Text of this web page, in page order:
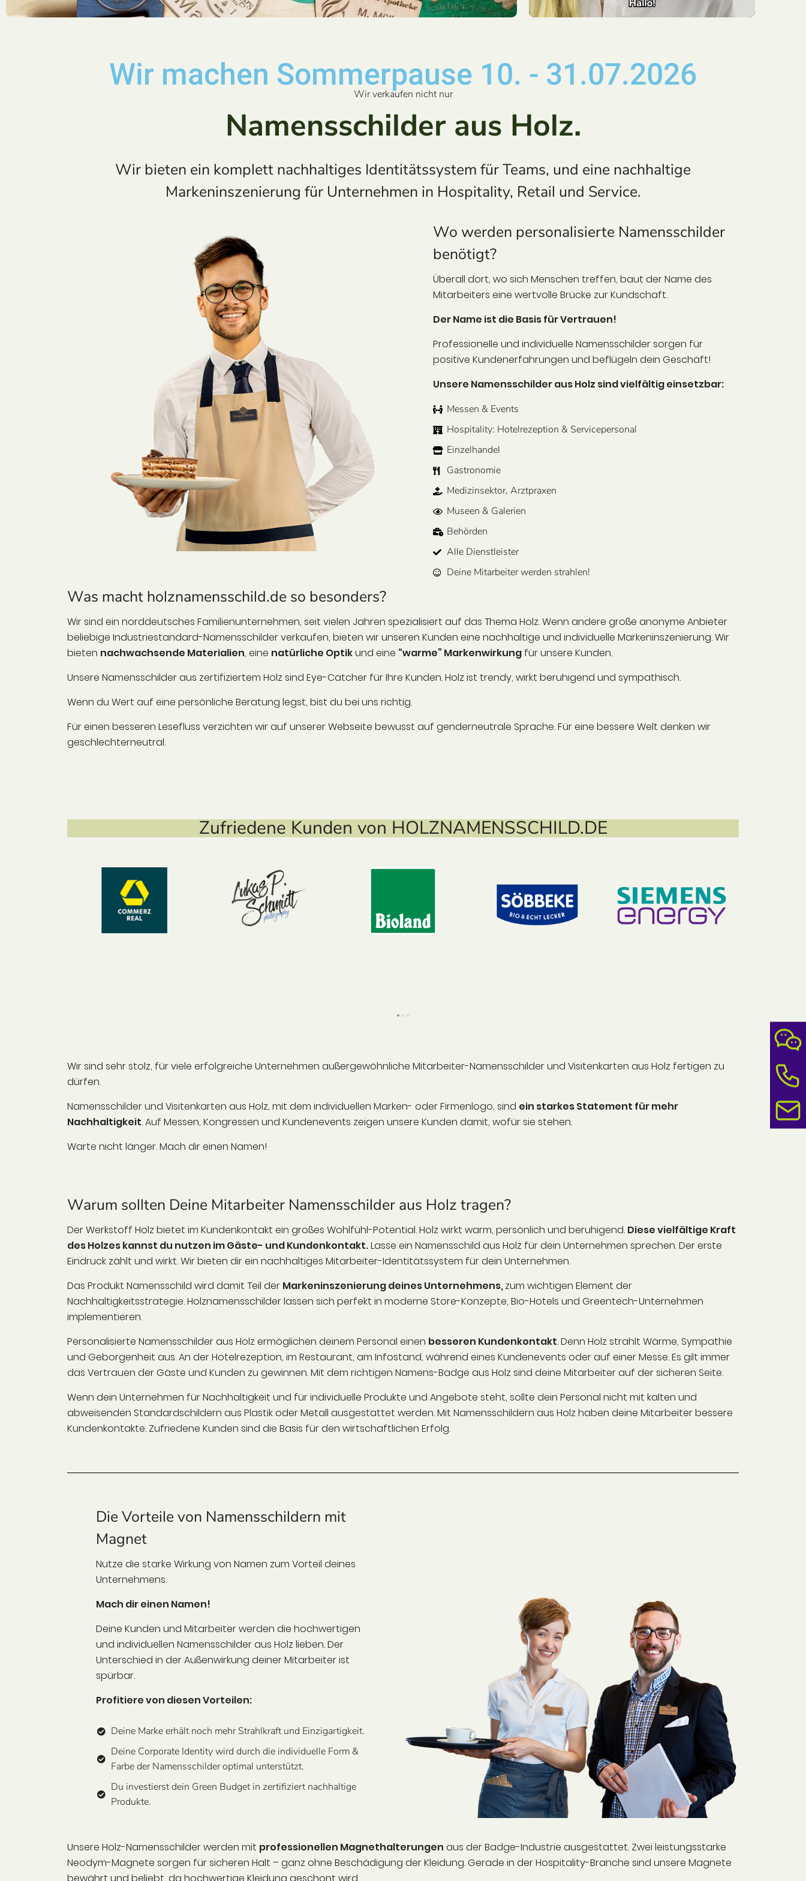
Wir machen Sommerpause 10. - 31.07.2026
Wir verkaufen nicht nur
Namensschilder aus Holz.
Wir bieten ein komplett nachhaltiges Identitätssystem für Teams, und eine nachhaltige
Markeninszenierung für Unternehmen in Hospitality, Retail und Service.
Wo werden personalisierte Namensschilder
benötigt?
Überall dort, wo sich Menschen treffen, baut der Name des
Mitarbeiters eine wertvolle Brücke zur Kundschaft.
Der Name ist die Basis für Vertrauen!
Professionelle und individuelle Namensschilder sorgen für
positive Kundenerfahrungen und beflügeln dein Geschäft!
Unsere Namensschilder aus Holz sind vielfältig einsetzbar:
Messen & Events
Hospitality: Hotelrezeption & Servicepersonal
Einzelhandel
Gastronomie
Medizinsektor, Arztpraxen
Museen & Galerien
Behörden
Alle Dienstleister
Deine Mitarbeiter werden strahlen!
Was macht holznamensschild.de so besonders?
Wir sind ein norddeutsches Familienunternehmen, seit vielen Jahren spezialisiert auf das Thema Holz. Wenn andere große anonyme Anbieter
beliebige Industriestandard-Namensschilder verkaufen, bieten wir unseren Kunden eine nachhaltige und individuelle Markeninszenierung. Wir
bieten nachwachsende Materialien, eine natürliche Optikund eine “warme” Markenwirkung für unsere Kunden.
Unsere Namensschilder aus zertifiziertem Holz sind Eye-Catcher für Ihre Kunden. Holz ist trendy, wirkt beruhigend und sympathisch.
Wenn du Wert auf eine persönliche Beratung legst, bist du bei uns richtig.
Für einen besseren Lesefluss verzichten wir auf unserer Webseite bewusst auf genderneutrale Sprache. Für eine bessere Welt denken wir
geschlechterneutral.
Zufriedene Kunden von HOLZNAMENSSCHILD.DE
Wir sind sehr stolz, für viele erfolgreiche Unternehmen außergewöhnliche Mitarbeiter-Namensschilder und Visitenkarten aus Holz fertigen zu
dürfen.
Namensschilder und Visitenkarten aus Holz, mit dem individuellen Marken- oder Firmenlogo, sind ein starkes Statement für mehr
Nachhaltigkeit. Auf Messen, Kongressen und Kundenevents zeigen unsere Kunden damit, wofür sie stehen.
Warte nicht länger. Mach dir einen Namen!
Warum sollten Deine Mitarbeiter Namensschilder aus Holz tragen?
Der Werkstoff Holz bietet im Kundenkontakt ein großes Wohlfühl-Potential. Holz wirkt warm, persönlich und beruhigend. Diese vielfältige Kraft
des Holzes kannst du nutzen im Gäste- und Kundenkontakt.Lasse ein Namensschild aus Holz für dein Unternehmen sprechen. Der erste
Eindruck zählt und wirkt. Wir bieten dir ein nachhaltiges Mitarbeiter-Identitätssystem für dein Unternehmen.
Das Produkt Namensschild wird damit Teil der Markeninszenierung deines Unternehmens,zum wichtigen Element der
Nachhaltigkeitsstrategie. Holznamensschilder lassen sich perfekt in moderne Store-Konzepte, Bio-Hotels und Greentech-Unternehmen
implementieren.
Personalisierte Namensschilder aus Holz ermöglichen deinem Personal einen besseren Kundenkontakt. Denn Holz strahlt Wärme, Sympathie
und Geborgenheit aus. An der Hotelrezeption, im Restaurant, am Infostand, während eines Kundenevents oder auf einer Messe. Es gilt immer
das Vertrauen der Gäste und Kunden zu gewinnen. Mit dem richtigen Namens-Badge aus Holz sind deine Mitarbeiter auf der sicheren Seite.
Wenn dein Unternehmen für Nachhaltigkeit und für individuelle Produkte und Angebote steht, sollte dein Personal nicht mit kalten und
abweisenden Standardschildern aus Plastik oder Metall ausgestattet werden. Mit Namensschildern aus Holz haben deine Mitarbeiter bessere
Kundenkontakte. Zufriedene Kunden sind die Basis für den wirtschaftlichen Erfolg.
Die Vorteile von Namensschildern mit
Magnet
Nutze die starke Wirkung von Namen zum Vorteil deines
Unternehmens.
Mach dir einen Namen!
Deine Kunden und Mitarbeiter werden die hochwertigen
und individuellen Namensschilder aus Holz lieben. Der
Unterschied in der Außenwirkung deiner Mitarbeiter ist
spürbar.
Profitiere von diesen Vorteilen:
Deine Marke erhält noch mehr Strahlkraft und Einzigartigkeit.
Deine Corporate Identity wird durch die individuelle Form &
Farbe der Namensschilder optimal unterstützt.
Du investierst dein Green Budget in zertifiziert nachhaltige
Produkte.
Unsere Holz-Namensschilder werden mit professionellen Magnethalterungen aus der Badge-Industrie ausgestattet. Zwei leistungsstarke
Neodym-Magnete sorgen für sicheren Halt – ganz ohne Beschädigung der Kleidung. Gerade in der Hospitality-Branche sind unsere Magnete